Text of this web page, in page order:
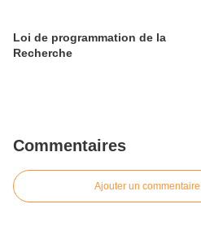
Loi de programmation de la
Recherche
Commentaires
Ajouter un commentaire